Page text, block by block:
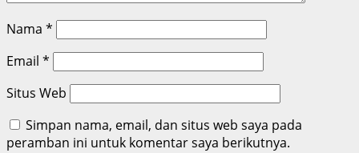
Nama *
Email *
Situs Web
Simpan nama, email, dan situs web saya pada
peramban ini untuk komentar saya berikutnya.